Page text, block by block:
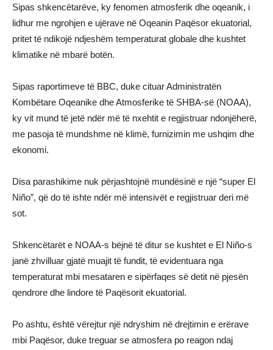
Sipas shkencëtarëve, ky fenomen atmosferik dhe oqeanik, i
lidhur me ngrohjen e ujërave në Oqeanin Paqësor ekuatorial,
pritet të ndikojë ndjeshëm temperaturat globale dhe kushtet
klimatike në mbarë botën.
Sipas raportimeve të BBC, duke cituar Administratën
Kombëtare Oqeanike dhe Atmosferike të SHBA-së (NOAA),
ky vit mund të jetë ndër më të nxehtit e regjistruar ndonjëherë,
me pasoja të mundshme në klimë, furnizimin me ushqim dhe
ekonomi.
Disa parashikime nuk përjashtojnë mundësinë e një “super El
Niño”, që do të ishte ndër më intensivët e regjistruar deri më
sot.
Shkencëtarët e NOAA-s bëjnë të ditur se kushtet e El Niño-s
janë zhvilluar gjatë muajit të fundit, të evidentuara nga
temperaturat mbi mesataren e sipërfaqes së detit në pjesën
qendrore dhe lindore të Paqësorit ekuatorial.
Po ashtu, është vërejtur një ndryshim në drejtimin e erërave
mbi Paqësor, duke treguar se atmosfera po reagon ndaj